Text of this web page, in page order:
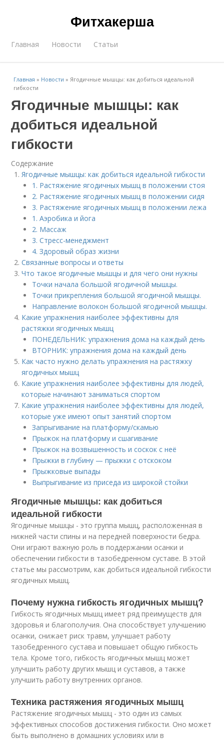
Фитхакерша
Главная Новости Статьи
Главная » Новости »Ягодичные мышцы: как добиться идеальной
гибкости
Ягодичные мышцы: как
добиться идеальной
гибкости
Содержание
Ягодичные мышцы: как добиться идеальной гибкости
1. Растяжение ягодичных мышц в положении стоя
2. Растяжение ягодичных мышц в положении сидя
3. Растяжение ягодичных мышц в положении лежа
1. Аэробика и йога
2. Массаж
3. Стресс-менеджмент
4. Здоровый образ жизни
Связанные вопросы и ответы
Что такое ягодичные мышцы и для чего они нужны
Точки начала большой ягодичной мышцы.
Точки прикрепления большой ягодичной мышцы.
Направление волокон большой ягодичной мышцы.
Какие упражнения наиболее эффективны для
растяжки ягодичных мышц
ПОНЕДЕЛЬНИК: упражнения дома на каждый день
ВТОРНИК: упражнения дома на каждый день
Как часто нужно делать упражнения на растяжку
ягодичных мышц
Какие упражнения наиболее эффективны для людей,
которые начинают заниматься спортом
Какие упражнения наиболее эффективны для людей,
которые уже имеют опыт занятий спортом
Запрыгивание на платформу/скамью
Прыжок на платформу и сшагивание
Прыжок на возвышенность и соскок с неё
Прыжки в глубину — прыжки с отскоком
Прыжковые выпады
Выпрыгивание из приседа из широкой стойки
Ягодичные мышцы: как добиться
идеальной гибкости
Ягодичные мышцы - это группа мышц, расположенная в
нижней части спины и на передней поверхности бедра.
Они играют важную роль в поддержании осанки и
обеспечении гибкости в тазобедренном суставе. В этой
статье мы рассмотрим, как добиться идеальной гибкости
ягодичных мышц.
Почему нужна гибкость ягодичных мышц?
Гибкость ягодичных мышц имеет ряд преимуществ для
здоровья и благополучия. Она способствует улучшению
осанки, снижает риск травм, улучшает работу
тазобедренного сустава и повышает общую гибкость
тела. Кроме того, гибкость ягодичных мышц может
улучшить работу других мышц и суставов, а также
улучшить работу внутренних органов.
Техника растяжения ягодичных мышц
Растяжение ягодичных мышц - это один из самых
эффективных способов достижения гибкости. Оно может
быть выполнено в домашних условиях или в